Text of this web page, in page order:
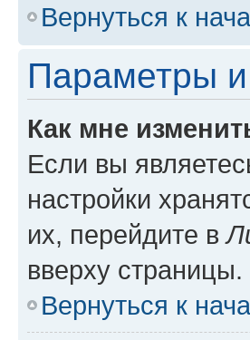
Вернуться к
Параметры и
Как мне
Если вы
настройки
их, перейдите в
вверху
Вернуться к